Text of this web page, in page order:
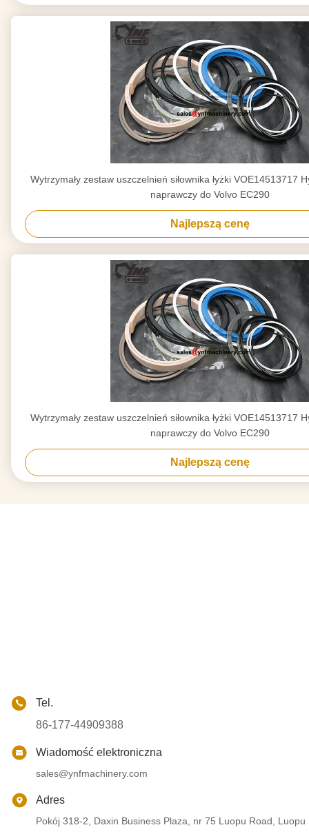
Wytrzymały zestaw uszczelnień siłownika łyżki VOE14513717
naprawczy do Volvo EC290
Najlepszą cenę
Wytrzymały zestaw uszczelnień siłownika łyżki VOE14513717
naprawczy do Volvo EC290
Najlepszą cenę
Tel.
86-177-44909388
Wiadomość elektroniczna
sales@ynfmachinery.com
Adres
Pokój 318-2, Daxin Business Plaza, nr 75 Luopu Road,